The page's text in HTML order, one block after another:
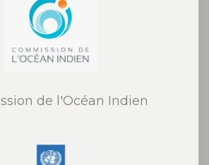
de l'Océan Indien